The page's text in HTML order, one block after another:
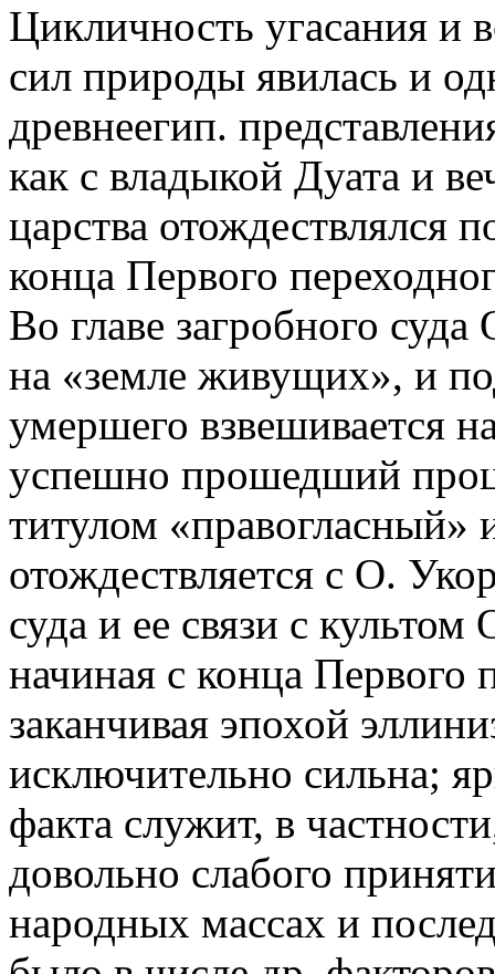
Цикличность угасания и
сил природы явилась и
древнеегип.
как с владыкой Дуата и
царства отождествлялся
конца Первого
Во главе загробного
на «земле живущих», и
умершего взвешивается
успешно прошедший
титулом «правогласный»
отождествляется с О.
суда и ее связи с
начиная с конца Первого
заканчивая эпохой
исключительно сильна;
факта служит, в
довольно слабого
народных массах и